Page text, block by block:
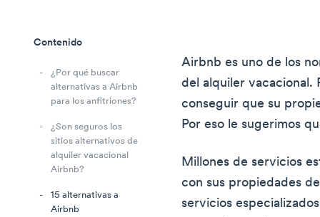
Contenido
¿Por qué buscar
alternativas a Airbnb
para los anfitriones?
¿Son seguros los
sitios alternativos de
alquiler vacacional
Airbnb?
15 alternativas a
Airbnb
Airbnb es uno de los
del alquiler vacacional.
conseguir que su
Por eso le sugerimos
Millones de servicios
con sus propiedades
servicios